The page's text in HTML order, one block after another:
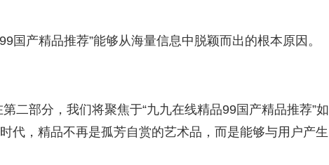
国产精品推荐”能够从海量信息中脱颖而出的根本原因。
二部分，我们将聚焦于“九九在线精品99国产精品推荐”如
代，精品不再是孤芳自赏的艺术品，而是能够与用户产生